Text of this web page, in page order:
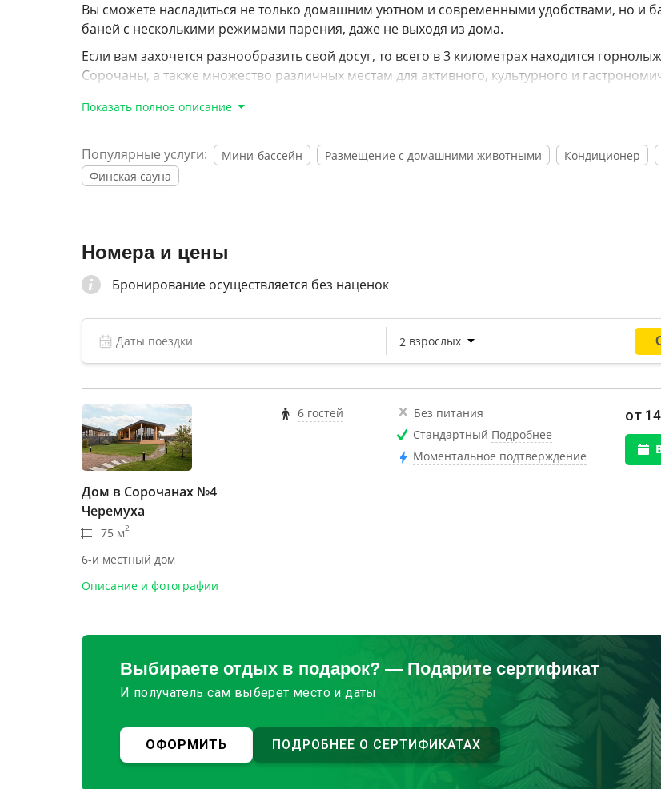
Вы сможете насладиться не только домашним уютном и современными удобствами, но и
баней с несколькими режимами парения, даже не выходя из дома.
Если вам захочется разнообразить свой досуг, то всего в 3 километрах находится
Сорочаны, а также множество различных местам для активного, культурного и
парк Х-Land для любителей рыбалки и сафари-зоопарк для детей;
ресторан бельгийской кухни «Ильинские Холмы»;
пляж у подножия горнолыжных склонов Сорочаны в летнее время;
картинг на крупнейшей открытой трассе в Подмосковье и другие развлечения.
Проведите свой отдых незабываемо!
Показать полное описание
Популярные услуги: Мини-бассейн Размещение с домашними животными Кондиционер
Финская сауна
Номера и цены
Бронирование осуществляется без наценок
Дом в Сорочанах №4
Черемуха
75 м2
6-и местный дом
Описание и фотографии
6 гостей
Без питания
Стандартный Подробнее
Моментальное подтверждение
от
Выбираете отдых в подарок? — Подарите сертификат
И получатель сам выберет место и даты
ОФОРМИТЬ ПОДРОБНЕЕ О СЕРТИФИКАТАХ